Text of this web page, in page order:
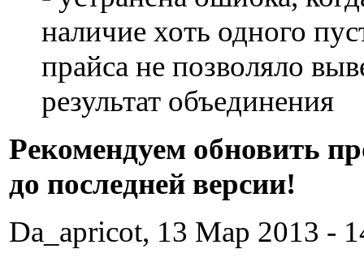
наличие хоть одного
прайса не позволяло
результат объединения
Рекомендуем обновить
до последней версии!
Da_apricot, 13 Мар 2013 -